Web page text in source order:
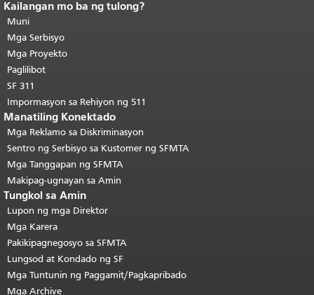
Katapusan ng nilalaman ng
pahina.
pahinang ito ay nauulit sa bawat
pahina.Bumalik sa tuktok ng
pangunahing nilalaman
Kailangan mo ba ng tulong?
Muni
Mga Serbisyo
Mga Proyekto
Paglilibot
SF 311
Impormasyon sa Rehiyon ng 511
Manatiling Konektado
Mga Reklamo sa Diskriminasyon
Sentro ng Serbisyo sa Kustomer ng SFMTA
Mga Tanggapan ng SFMTA
Makipag-ugnayan sa Amin
Tungkol sa Amin
Lupon ng mga Direktor
Mga Karera
Pakikipagnegosyo sa SFMTA
Lungsod at Kondado ng SF
Mga Tuntunin ng Paggamit/Pagkapribado
Mga Archive